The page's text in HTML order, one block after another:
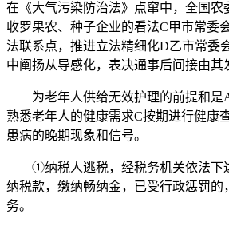
在《大气污染防治法》点窜中，全国农
收罗果农、种子企业的看法C甲市常委
法联系点，推进立法精细化D乙市常委
中阐扬从导感化，表决通事后间接由其
为老年人供给无效护理的前提和是
熟悉老年人的健康需求C按期进行健康
患病的晚期现象和信号。
①纳税人逃税，经税务机关依法下
纳税款，缴纳畅纳金，已受行政惩罚的
务。